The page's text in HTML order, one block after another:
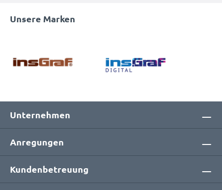
Unsere Marken
Unternehmen
Anregungen
Kundenbetreuung